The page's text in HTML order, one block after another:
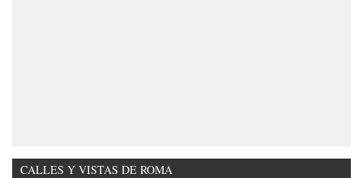
CALLES Y VISTAS DE ROMA